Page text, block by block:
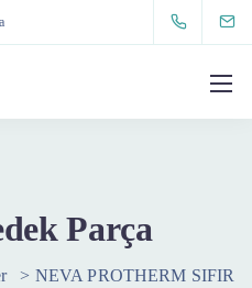
Parça
> NEVA PROTHERM SIFIR